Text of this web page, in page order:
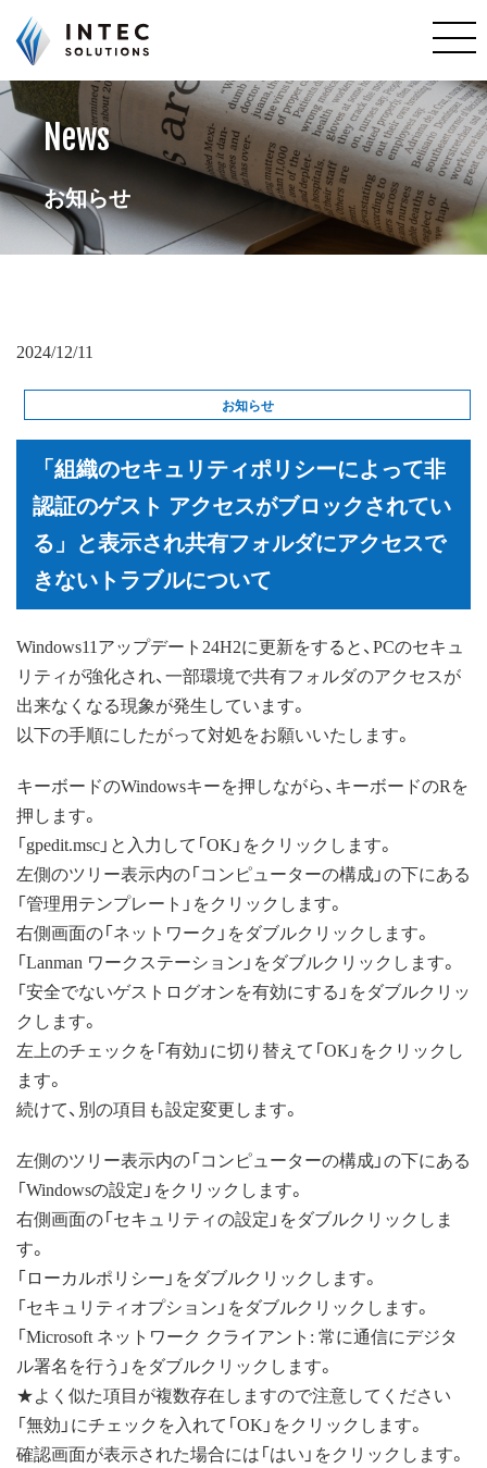
お知らせ
導入事例
会社案内
業務概要
販売ソフト
サポート
お問い合わせ
News
お知らせ
2024/12/11
お知らせ
「組織のセキュリティポリシーによって非
認証のゲスト アクセスがブロックされてい
る」と表示され共有フォルダにアクセスで
きないトラブルについて
Windows11アップデート24H2に更新をすると、PCのセキュ
リティが強化され、一部環境で共有フォルダのアクセスが
出来なくなる現象が発生しています。
以下の手順にしたがって対処をお願いいたします。
キーボードのWindowsキーを押しながら、キーボードのRを
押します。
「gpedit.msc」と入力して「OK」をクリックします。
左側のツリー表示内の「コンピューターの構成」の下にある
「管理用テンプレート」をクリックします。
右側画面の「ネットワーク」をダブルクリックします。
「Lanman ワークステーション」をダブルクリックします。
「安全でないゲストログオンを有効にする」をダブルクリッ
クします。
左上のチェックを「有効」に切り替えて「OK」をクリックし
ます。
続けて、別の項目も設定変更します。
左側のツリー表示内の「コンピューターの構成」の下にある
「Windowsの設定」をクリックします。
右側画面の「セキュリティの設定」をダブルクリックしま
す。
「ローカルポリシー」をダブルクリックします。
「セキュリティオプション」をダブルクリックします。
「Microsoft ネットワーク クライアント: 常に通信にデジタ
ル署名を行う」をダブルクリックします。
★よく似た項目が複数存在しますので注意してください
「無効」にチェックを入れて「OK」をクリックします。
確認画面が表示された場合には「はい」をクリックします。